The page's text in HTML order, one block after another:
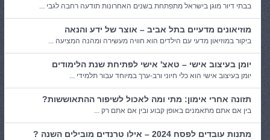
בבתי דיור מוגן בישראל מתפתחת בשנים האחרונות תודעה רחבה לגבי ...
מוזיאונים מדעיים בתל אביב – אוצר של ידע והנאה
ביקור במוזיאון מדעי עם הילדים הוא חוויה מעשירה ומהנה המציעה ...
יומן בעיצוב אישי – טאצ' אישי לפתיחת שנת הלימודים
יומן בעיצוב אישי הוא כלי חיוני ורב-ערך במיוחד עבור תלמידי ...
תזונה אחרי אימון: מתי ומה לאכול לשיפור ההתאוששות?
בין אם אתם מתאמנים באופן קבוע ובין אם אתם רק ...
מתנות עובדים לפסח 2024 – אילו טרנדים מובילים השנה ?